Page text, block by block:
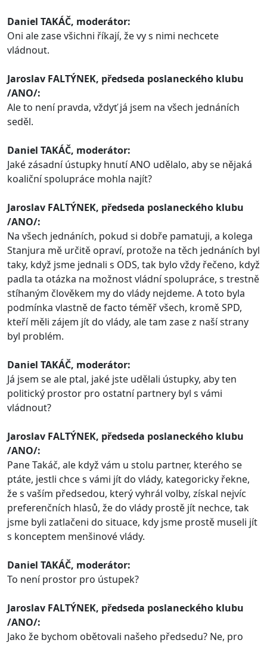
Daniel TAKÁČ, moderátor:
Oni ale zase všichni říkají, že vy s nimi nechcete
vládnout.
Jaroslav FALTÝNEK, předseda poslaneckého klubu
/ANO/:
Ale to není pravda, vždyť já jsem na všech jednáních
seděl.
Daniel TAKÁČ, moderátor:
Jaké zásadní ústupky hnutí ANO udělalo, aby se nějaká
koaliční spolupráce mohla najít?
Jaroslav FALTÝNEK, předseda poslaneckého klubu
/ANO/:
Na všech jednáních, pokud si dobře pamatuji, a kolega
Stanjura mě určitě opraví, protože na těch jednáních byl
taky, když jsme jednali s ODS, tak bylo vždy řečeno, když
padla ta otázka na možnost vládní spolupráce, s trestně
stíhaným člověkem my do vlády nejdeme. A toto byla
podmínka vlastně de facto téměř všech, kromě SPD,
kteří měli zájem jít do vlády, ale tam zase z naší strany
byl problém.
Daniel TAKÁČ, moderátor:
Já jsem se ale ptal, jaké jste udělali ústupky, aby ten
politický prostor pro ostatní partnery byl s vámi
vládnout?
Jaroslav FALTÝNEK, předseda poslaneckého klubu
/ANO/:
Pane Takáč, ale když vám u stolu partner, kterého se
ptáte, jestli chce s vámi jít do vlády, kategoricky řekne,
že s vaším předsedou, který vyhrál volby, získal nejvíc
preferenčních hlasů, že do vlády prostě jít nechce, tak
jsme byli zatlačeni do situace, kdy jsme prostě museli jít
s konceptem menšinové vlády.
Daniel TAKÁČ, moderátor:
To není prostor pro ústupek?
Jaroslav FALTÝNEK, předseda poslaneckého klubu
/ANO/:
Jako že bychom obětovali našeho předsedu? Ne, pro